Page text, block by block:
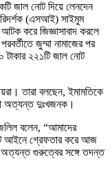
জাল নোট দিয়ে লেনদেন
(এসআই) সাইমুম
করে জিজ্ঞাসাবাদ করলে
জুম্মা নামাজের পর
টাকার ২২১টি জাল নোট
তারা বলছেন, ইমামতিকে
অত্যন্ত দুঃখজনক।
বলেন, “আমাদের
আইনে গ্রেফতার করে আজ
অত্যন্ত গুরুত্বের সঙ্গে তদন্ত